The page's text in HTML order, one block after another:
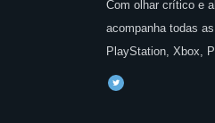
Com olhar crítico e
acompanha todas
PlayStation, Xbox,